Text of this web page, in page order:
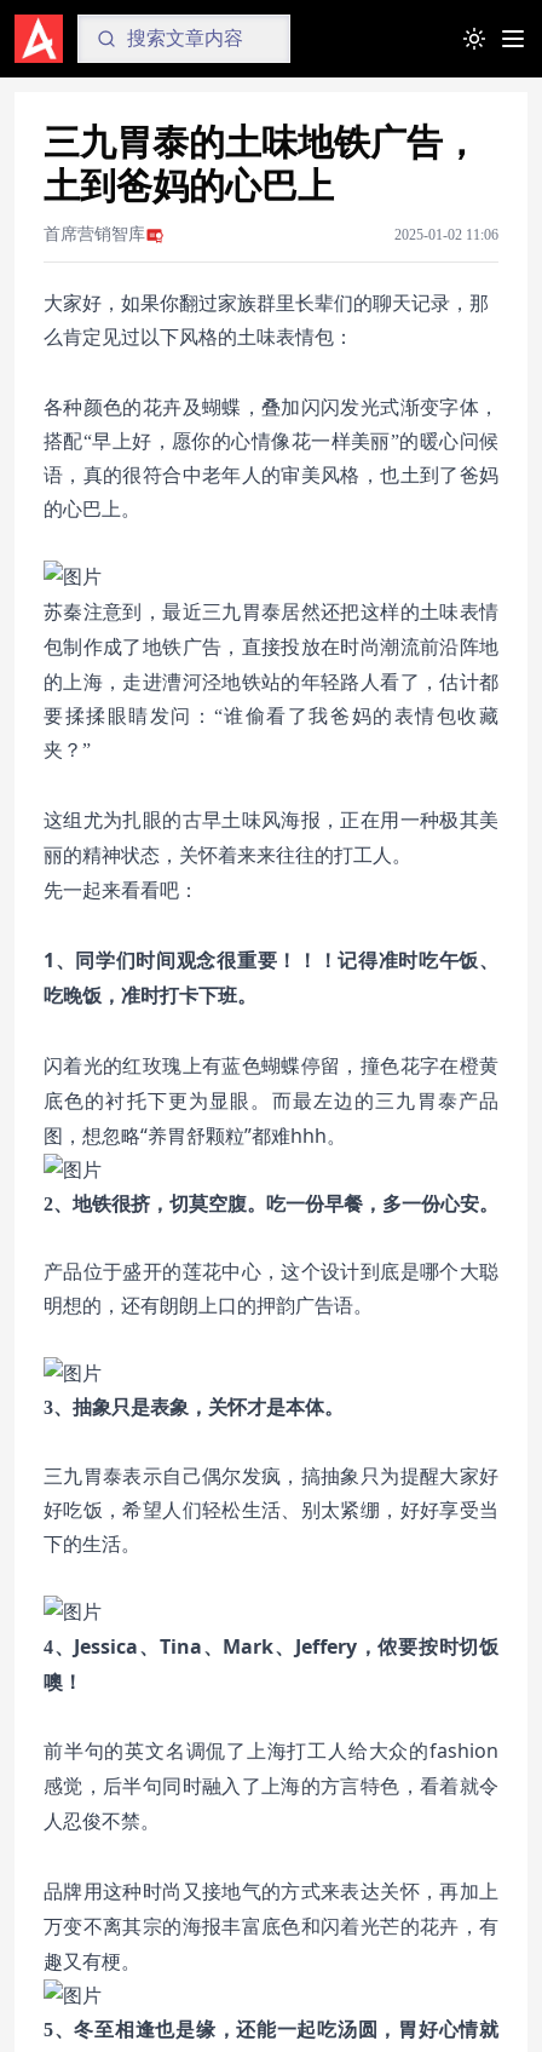
Toggle
三九胃泰的土味地铁广告，
土到爸妈的心巴上
首席营销智库 2025-01-02 11:06
大家好，如果你翻过家族群里长辈们的聊天记录，那
么肯定见过以下风格的土味表情包：
各种颜色的花卉及蝴蝶，叠加闪闪发光式渐变字体，
搭配“早上好，愿你的心情像花一样美丽”的暖心问候
语，真的很符合中老年人的审美风格，也土到了爸妈
的心巴上。
苏秦注意到，最近三九胃泰居然还把这样的土味表情
包制作成了地铁广告，直接投放在时尚潮流前沿阵地
的上海，走进漕河泾地铁站的年轻路人看了，估计都
要揉揉眼睛发问：“谁偷看了我爸妈的表情包收藏
夹？”
这组尤为扎眼的古早土味风海报，正在用一种极其美
丽的精神状态，关怀着来来往往的打工人。
先一起来看看吧：
1、同学们时间观念很重要！！！记得准时吃午饭、
吃晚饭，准时打卡下班。
闪着光的红玫瑰上有蓝色蝴蝶停留，撞色花字在橙黄
底色的衬托下更为显眼。而最左边的三九胃泰产品
图，想忽略“养胃舒颗粒”都难hhh。
2、地铁很挤，切莫空腹。吃一份早餐，多一份心安。
产品位于盛开的莲花中心，这个设计到底是哪个大聪
明想的，还有朗朗上口的押韵广告语。
3、抽象只是表象，关怀才是本体。
三九胃泰表示自己偶尔发疯， 搞抽象 只为提醒大家好
好吃饭，希望人们轻松生活、别太紧绷，好好享受当
下的生活。
4、 Jessica、Tina、Mark、Jeffery，侬要按时切饭
噢！
前半句的英文名调侃了上海打工人给大众的fashion
感觉，后半句同时融入了上海的方言特色，看着就令
人忍俊不禁。
品牌用这种时尚又接地气的方式来表达关怀，再加上
万变不离其宗的海报丰富底色和闪着光芒的花卉， 有
趣又有梗。
5、冬至相逢也是缘，还能一起吃汤圆，胃好心情就